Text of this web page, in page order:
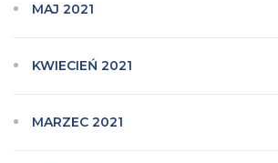
MAJ 2021
KWIECIEŃ 2021
MARZEC 2021